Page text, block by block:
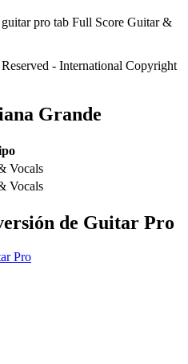
- International Copyright
Grande
Vocals
Vocals
de Guitar Pro
Pro